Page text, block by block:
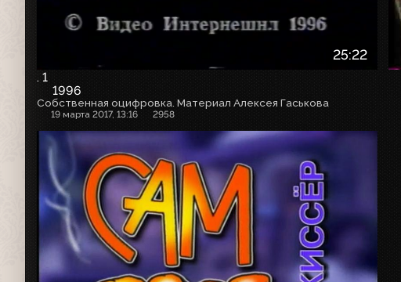
25:22
. 1
1996
Собственная оцифровка. Материал Алексея Гаськова
19 марта 2017, 13:16 2958